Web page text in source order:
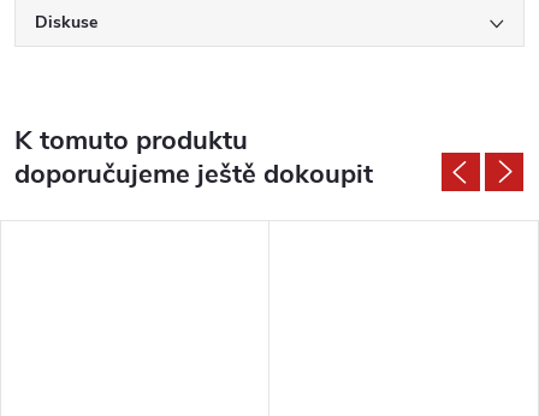
Diskuse
K tomuto produktu
doporučujeme ještě dokoupit